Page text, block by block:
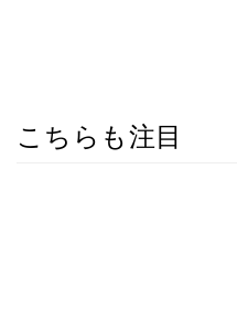
こちらも注目